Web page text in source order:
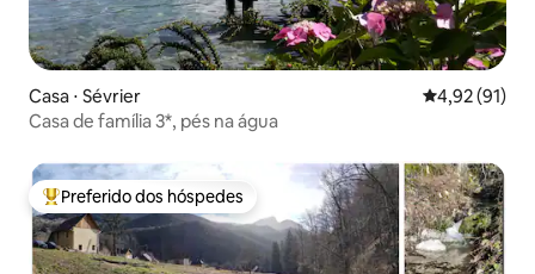
Casa ⋅ Sévrier 4,92 de uma
4,92 (91)
Casa de família 3*, pés na água
Entre os melhores preferidos dos hóspedes
Preferido dos hóspedes